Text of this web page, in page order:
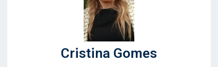
Cristina Gomes